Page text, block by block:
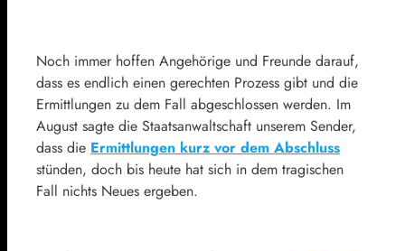
Noch immer hoffen Angehörige und Freunde darauf,
dass es endlich einen gerechten Prozess gibt und die
Ermittlungen zu dem Fall abgeschlossen werden. Im
August sagte die Staatsanwaltschaft unserem Sender,
dass die Ermittlungen kurz vor dem Abschluss
stünden, doch bis heute hat sich in dem tragischen
Fall nichts Neues ergeben.